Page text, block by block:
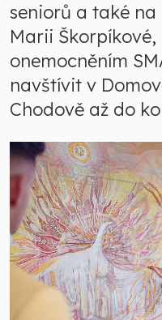
seniorů a také
Marii
onemocněním
navštívit v
Chodově až do